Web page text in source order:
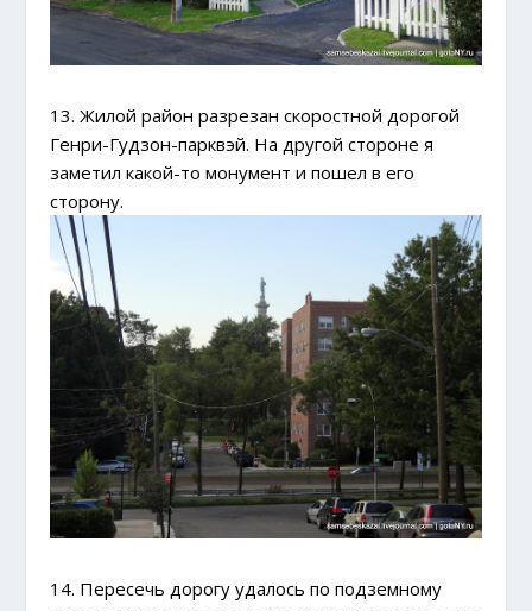
13. Жилой район разрезан скоростной дорогой
Генри-Гудзон-парквэй. На другой стороне я
заметил какой-то монумент и пошел в его
сторону.
14. Пересечь дорогу удалось по подземному